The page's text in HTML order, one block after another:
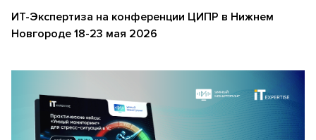
ИТ-Экспертиза на конференции ЦИПР в Нижнем
Новгороде 18-23 мая 2026